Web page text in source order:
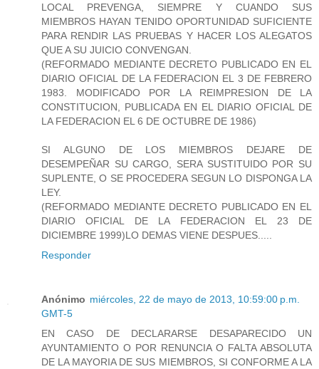
LOCAL PREVENGA, SIEMPRE Y CUANDO SUS
MIEMBROS HAYAN TENIDO OPORTUNIDAD SUFICIENTE
PARA RENDIR LAS PRUEBAS Y HACER LOS ALEGATOS
QUE A SU JUICIO CONVENGAN.
(REFORMADO MEDIANTE DECRETO PUBLICADO EN EL
DIARIO OFICIAL DE LA FEDERACION EL 3 DE FEBRERO
1983. MODIFICADO POR LA REIMPRESION DE LA
CONSTITUCION, PUBLICADA EN EL DIARIO OFICIAL DE
LA FEDERACION EL 6 DE OCTUBRE DE 1986)
SI ALGUNO DE LOS MIEMBROS DEJARE DE
DESEMPEÑAR SU CARGO, SERA SUSTITUIDO POR SU
SUPLENTE, O SE PROCEDERA SEGUN LO DISPONGA LA
LEY.
(REFORMADO MEDIANTE DECRETO PUBLICADO EN EL
DIARIO OFICIAL DE LA FEDERACION EL 23 DE
DICIEMBRE 1999)LO DEMAS VIENE DESPUES.....
Responder
Anónimo miércoles, 22 de mayo de 2013, 10:59:00 p.m.
GMT-5
EN CASO DE DECLARARSE DESAPARECIDO UN
AYUNTAMIENTO O POR RENUNCIA O FALTA ABSOLUTA
DE LA MAYORIA DE SUS MIEMBROS, SI CONFORME A LA